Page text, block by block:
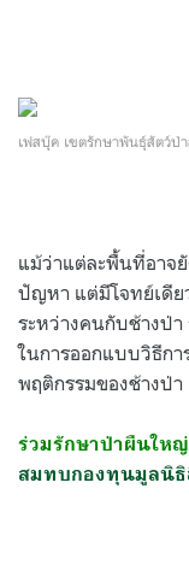
เฟสบุ๊ค เขตรักษาพันธุ์สัตว์ป่
แม้ว่าแต่ละพื้นที่อาจ
ปัญหา แต่มีโจทย์เดีย
ระหว่างคนกับช้างป่
ในการออกแบบวิธีก
พฤติกรรมของช้างป่า
ร่วมรักษาป่าผืนให
สมทบกองทุนมูลนิธิ